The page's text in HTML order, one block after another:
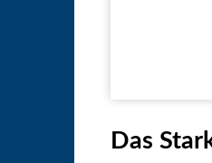
Das